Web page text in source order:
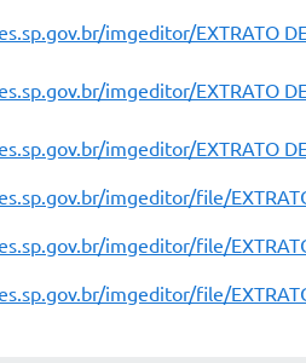
imgeditor/EXTRATO
imgeditor/EXTRATO
imgeditor/EXTRATO
imgeditor/file/
imgeditor/file/
imgeditor/file/